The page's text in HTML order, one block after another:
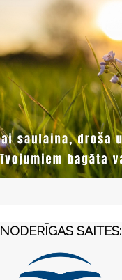
NODERĪGAS SAITES: